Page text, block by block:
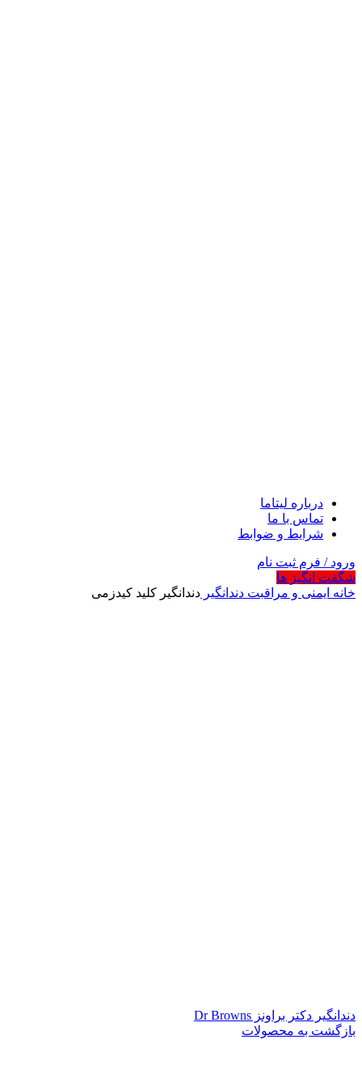
درباره لیتاما
تماس با ما
شرایط و ضوابط
ورود / فرم ثبت نام
شگفت انگیز ها
خانه ایمنی و مراقبت دندانگیر دندانگیر کلید کیدزمی
دندانگیر دکتر براونز Dr Browns
بازگشت به محصولات